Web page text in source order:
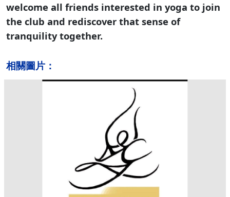
welcome all friends interested in yoga to join
the club and rediscover that sense of
tranquility together.
相關圖片：